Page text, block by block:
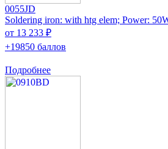
0055JD
Soldering iron: with htg elem; Power:
от 13 233 ₽
+19850 баллов
Подробнее